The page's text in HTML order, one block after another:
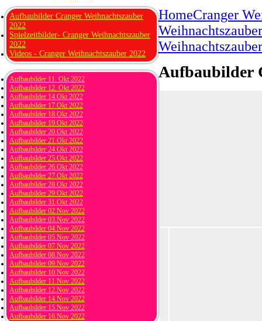
HomeCranger
Aufbaubilder
Aufbaubilder Cranger Weihnachtszauber
2022
Spielzeitbilder- Cranger Weihnachtszauber
2022
Videos - Cranger Weihnachtszauber 2022
Aufbaubilder 11. Okt 2022
Aufbaubilder 12. Okt 2022
Aufbaubilder 14.Okt 2022
Aufbaubilder 17.Okt 2022
Aufbaubilder 18.Okt 2022
Aufbaubilder 19.Okt 2022
Aufbaubilder 20.Okt 2022
Aufbaubilder 21.Okt 2022
Aufbaubilder 24.Okt 2022
Aufbaubilder 25.Okt 2022
Aufbaubilder 26.Okt 2022
Aufbaubilder 27.Okt 2022
Aufbaubilder 28.Okt 2022
Aufbaubilder 29.Okt 2022
Aufbaubilder 31.Okt 2022
Aufbaubilder 02.Nov 2022
Aufbaubilder 03.Nov 2022
Aufbaubilder 04.Nov 2022
Aufbaubilder 05.Nov 2022
Aufbaubilder 07.Nov 2022
Aufbaubilder 08.Nov 2022
Aufbaubilder 09.Nov 2022
Aufbaubilder 10.Nov 2022
Aufbaubilder 11.Nov 2022
Aufbaubilder 12.Nov 2022
Aufbaubilder 14.Nov 2022
Aufbaubilder 15.Nov 2022
Aufbaubilder 16.Nov 2022